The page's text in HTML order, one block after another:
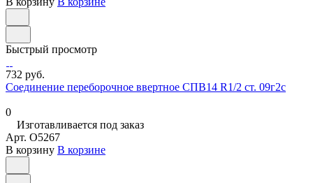
Быстрый просмотр
732 руб.
Соединение переборочное ввертное СПВ14 R1/2 ст. 09г2с
0
Изготавливается под заказ
Арт. O5267
В корзину В корзине